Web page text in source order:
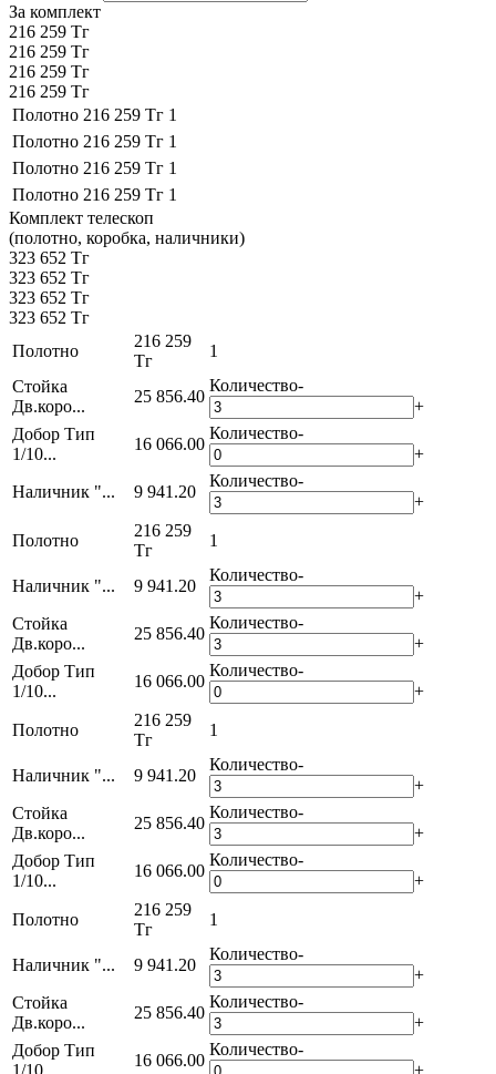
За комплект
216 259 Тг
216 259 Тг
216 259 Тг
216 259 Тг
Полотно 216 259 Тг 1
Полотно 216 259 Тг 1
Полотно 216 259 Тг 1
Полотно 216 259 Тг 1
Комплект телескоп
(полотно, коробка, наличники)
323 652 Тг
323 652 Тг
323 652 Тг
323 652 Тг
Полотно
216 259
Тг
1
Стойка
Дв.коро...
25 856.40
Количество-
+
Добор Тип
1/10...
16 066.00
Количество-
+
Наличник "...
9 941.20
Количество-
+
Полотно
216 259
Тг
1
Наличник "... 9 941.20
Количество-
+
Стойка
Дв.коро...
25 856.40
Количество-
+
Добор Тип
1/10...
16 066.00
Количество-
+
Полотно
216 259
Тг
1
Наличник "... 9 941.20
Количество-
+
Стойка
Дв.коро...
25 856.40
Количество-
+
Добор Тип
1/10...
16 066.00
Количество-
+
Полотно
216 259
Тг
1
Наличник "... 9 941.20
Количество-
+
Стойка
Дв.коро...
25 856.40
Количество-
+
Добор Тип
1/10...
16 066.00
Количество-
+